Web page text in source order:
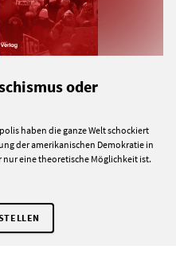
oder
haben die ganze Welt schockiert
der amerikanischen Demokratie in
eine theoretische Möglichkeit ist.